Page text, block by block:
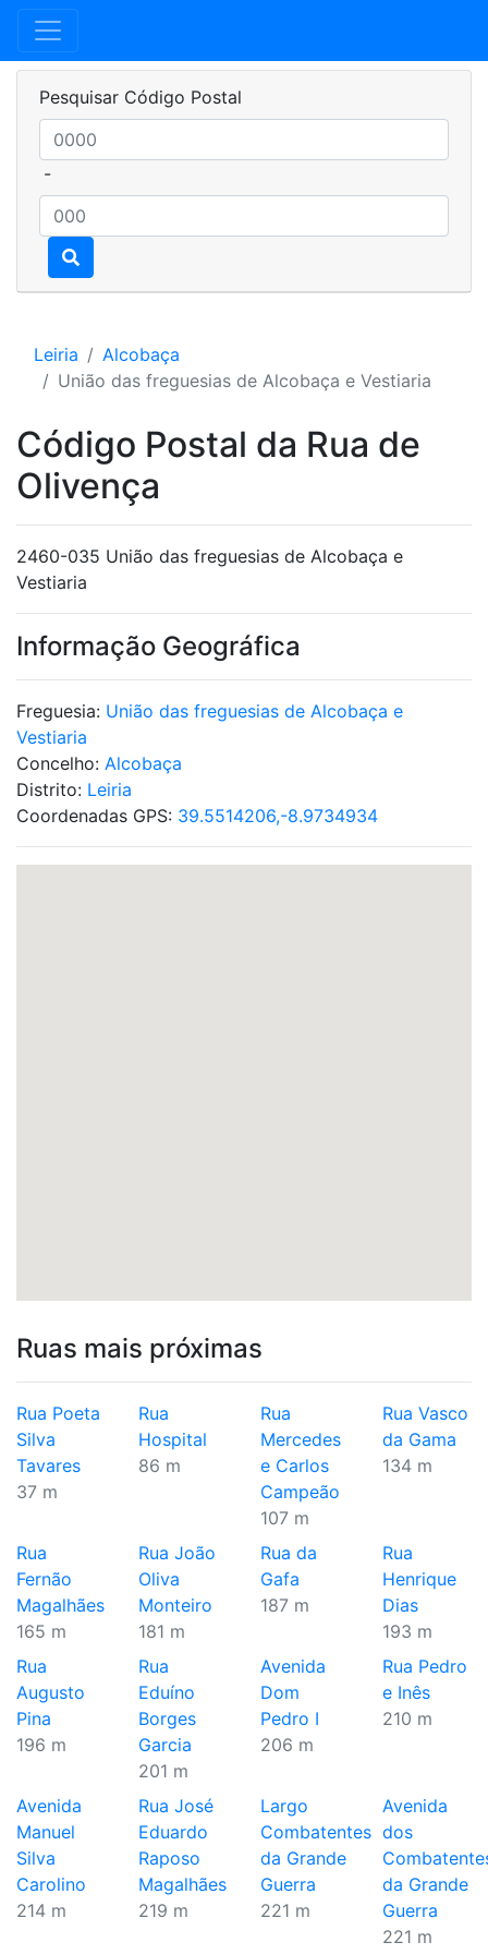
Pesquisar Código Postal
-
Leiria
Alcobaça
União das freguesias de Alcobaça e Vestiaria
Código Postal da Rua de
Olivença
2460-035 União das freguesias de Alcobaça e
Vestiaria
Informação Geográfica
Freguesia: União das freguesias de Alcobaça e
Vestiaria
Concelho: Alcobaça
Distrito: Leiria
Coordenadas GPS: 39.5514206,-8.9734934
Ruas mais próximas
Rua Poeta
Silva
Tavares
37 m
Rua
Hospital
86 m
Rua
Mercedes
e Carlos
Campeão
107 m
Rua Vasco
da Gama
134 m
Rua
Fernão
Magalhães
165 m
Rua João
Oliva
Monteiro
181 m
Rua da
Gafa
187 m
Rua
Henrique
Dias
193 m
Rua
Augusto
Pina
196 m
Rua
Eduíno
Borges
Garcia
201 m
Avenida
Dom
Pedro I
206 m
Rua Pedro
e Inês
210 m
Avenida
Manuel
Silva
Carolino
214 m
Rua José
Eduardo
Raposo
Magalhães
219 m
Largo
Combatentes
da Grande
Guerra
221 m
Avenida
dos
da Grande
Guerra
221 m